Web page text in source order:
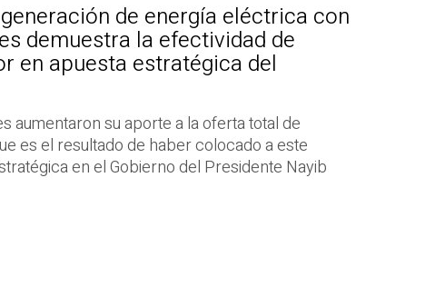
de energía eléctrica con
demuestra la efectividad de
en apuesta estratégica del
aumentaron su aporte a la oferta total de
es el resultado de haber colocado a este
en el Gobierno del Presidente Nayib